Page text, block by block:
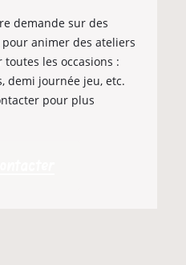
demande sur des
animer des ateliers
les occasions :
demi journée jeu, etc.
pour plus